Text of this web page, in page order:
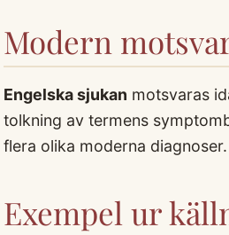
Modern
Engelska sjukan motsvaras
tolkning av termens
flera olika moderna diagnoser.
Exempel ur